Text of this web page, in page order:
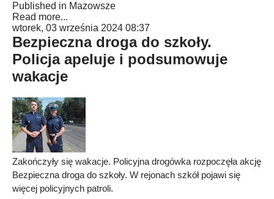
Published in Mazowsze
Read more...
wtorek, 03 września 2024 08:37
Bezpieczna droga do szkoły.
Policja apeluje i podsumowuje
wakacje
Zakończyły się wakacje. Policyjna drogówka rozpoczęła akcję
Bezpieczna droga do szkoły. W rejonach szkół pojawi się
więcej policyjnych patroli.